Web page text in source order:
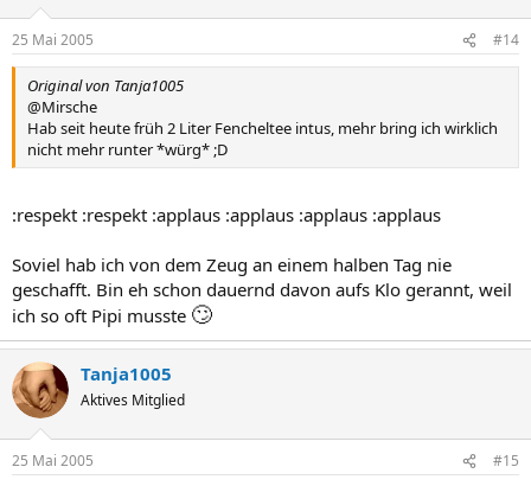
25 Mai 2005 #14
Original von Tanja1005
@Mirsche
Hab seit heute früh 2 Liter Fencheltee intus, mehr bring ich wirklich
nicht mehr runter *würg* ;D
:respekt :respekt :applaus :applaus :applaus :applaus
Soviel hab ich von dem Zeug an einem halben Tag nie
geschafft. Bin eh schon dauernd davon aufs Klo gerannt, weil
ich so oft Pipi musste 🙄
Tanja1005
Aktives Mitglied
25 Mai 2005 #15